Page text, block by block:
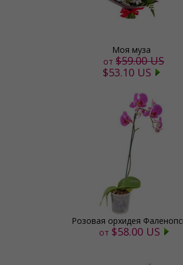
Моя муза
от $59.00 US
$53.10 US
Розовая орхидея
от $58.00 US